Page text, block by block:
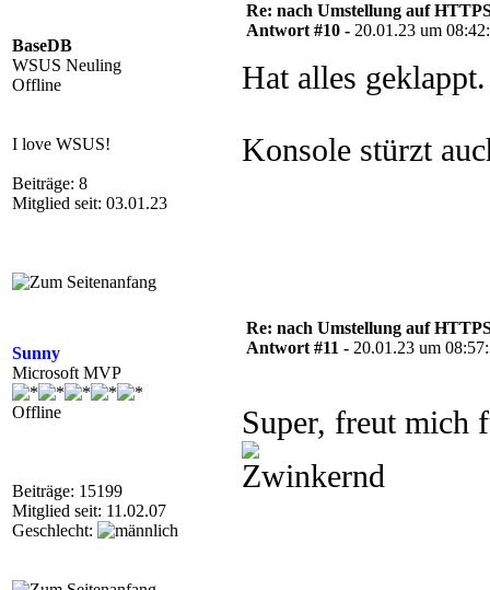
BaseDB
WSUS Neuling
Offline
I love WSUS!
Beiträge: 8
Mitglied seit: 03.01.23
Re: nach Umstellung auf
Antwort #10 - 20.01.23 um
Hat alles geklappt.
Konsole stürzt
Sunny
Microsoft MVP
Offline
Beiträge: 15199
Mitglied seit: 11.02.07
Geschlecht:
Re: nach Umstellung auf
Antwort #11 - 20.01.23 um
Super, freut mich